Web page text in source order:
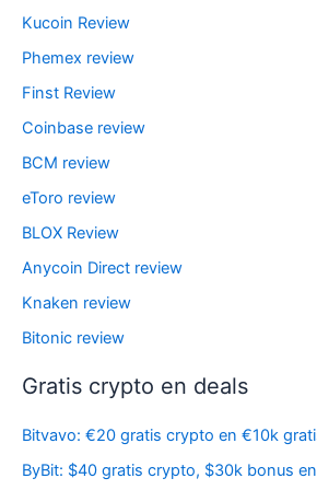
Kucoin Review
Phemex review
Finst Review
Coinbase review
BCM review
eToro review
BLOX Review
Anycoin Direct review
Knaken review
Bitonic review
Gratis crypto en deals
Bitvavo: €20 gratis crypto en €10k
ByBit: $40 gratis crypto, $30k bonus